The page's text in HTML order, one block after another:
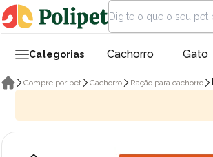
Categorias Cachorro Gato
Compre por pet Cachorro Ração para cachorro